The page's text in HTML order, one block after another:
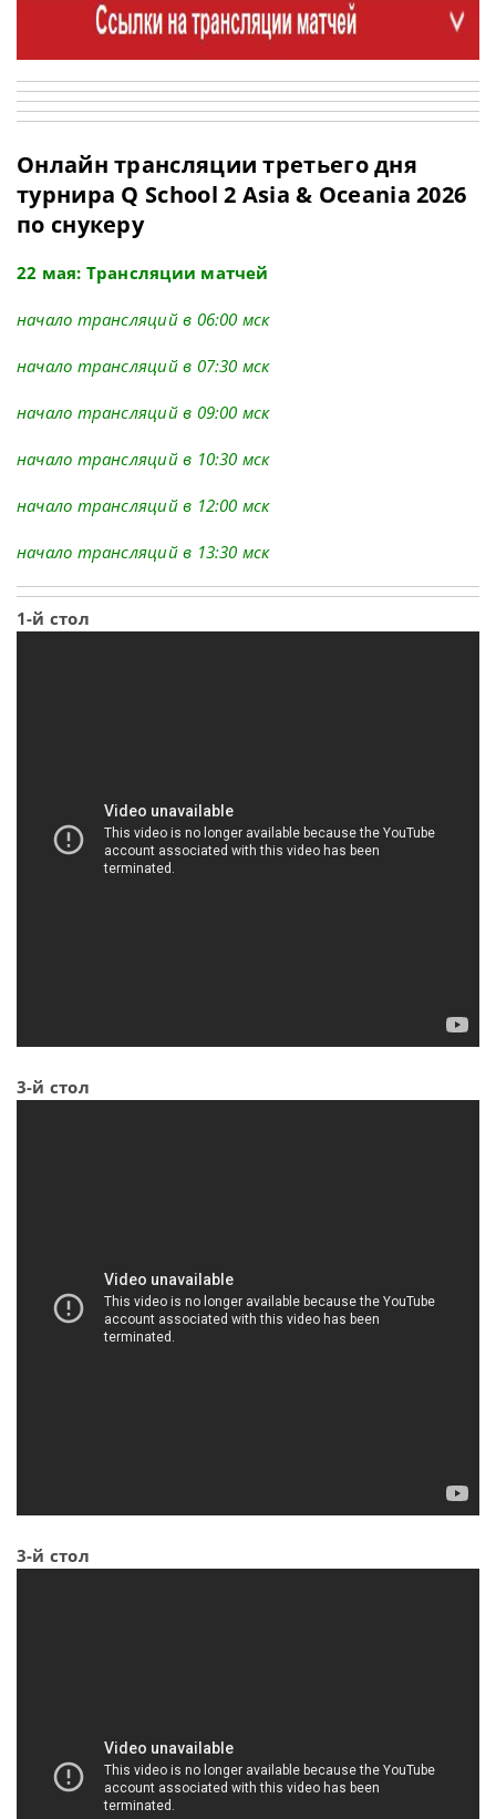
Онлайн трансляции третьего дня
турнира Q School 2 Asia & Oceania 2026
по снукеру
22 мая: Трансляции матчей
начало трансляций в 06:00 мск
начало трансляций в 07:30 мск
начало трансляций в 09:00 мск
начало трансляций в 10:30 мск
начало трансляций в 12:00 мск
начало трансляций в 13:30 мск
1-й стол
3-й стол
3-й стол